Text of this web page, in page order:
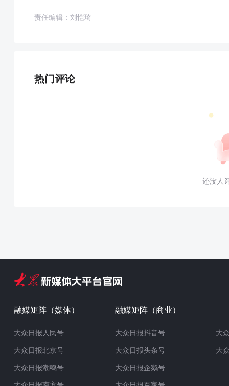
责任编辑：刘恺琦
热门评论
还没人
融媒矩阵（媒体）
大众日报人民号
大众日报北京号
大众日报潮鸣号
融媒矩阵（商业）
大众日报抖音号
大众日报头条号
大众日报企鹅号
大
大